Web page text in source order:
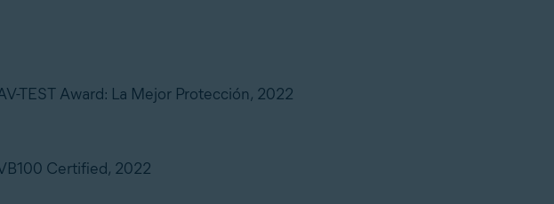
TEST Award: La Mejor Protección, 2022
Certified, 2022